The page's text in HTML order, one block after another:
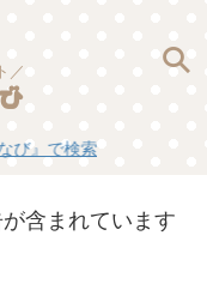
／
含まれています